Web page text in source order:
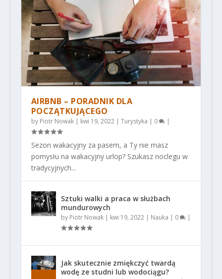
AIRBNB – PORADNIK DLA
POCZĄTKUJĄCEGO
by Piotr Nowak| kwi 19, 2022| Turystyka | 0 |
Sezon wakacyjny za pasem, a Ty nie masz
pomysłu na wakacyjny urlop? Szukasz noclegu w
tradycyjnych...
Sztuki walki a praca w służbach
mundurowych
by Piotr Nowak| kwi 19, 2022| Nauka | 0 |
Jak skutecznie zmiękczyć twardą
wodę ze studni lub wodociągu?